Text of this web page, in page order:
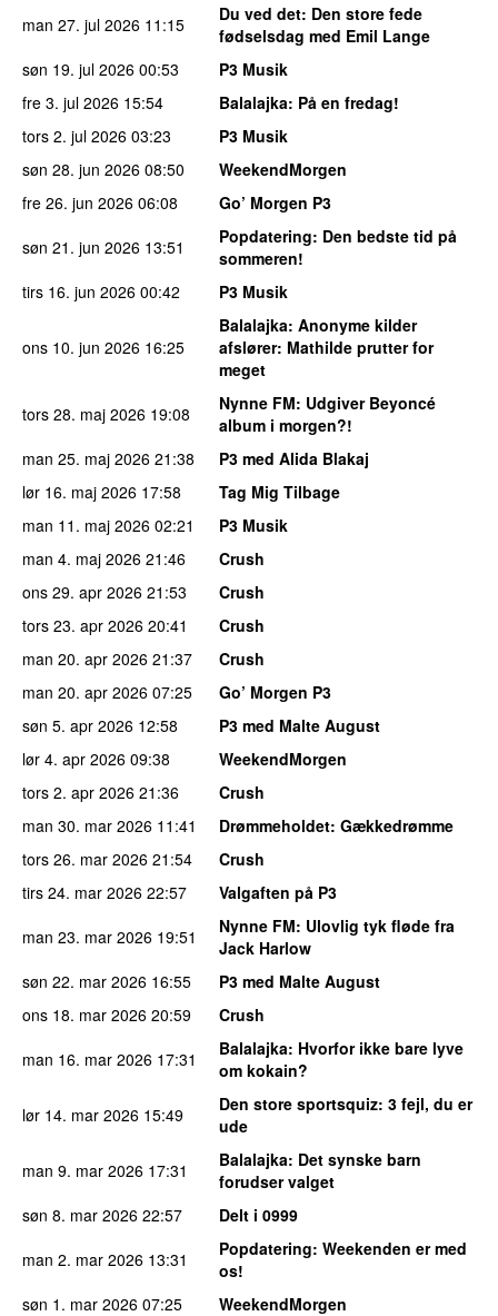
man 27. jul 2026 11:15 Du ved det: Den store fede
fødselsdag med Emil Lange
søn 19. jul 2026 00:53
P3 Musik
fre 3. jul 2026 15:54 Balalajka: På en fredag!
tors 2. jul 2026 03:23
P3 Musik
søn 28. jun 2026 08:50
WeekendMorgen
fre 26. jun 2026 06:08
Go’ Morgen P3
søn 21. jun 2026 13:51 Popdatering: Den bedste tid på
sommeren!
tirs 16. jun 2026 00:42 P3 Musik
ons 10. jun 2026 16:25
Balalajka: Anonyme kilder
afslører: Mathilde prutter for
meget
tors 28. maj 2026 19:08 Nynne FM: Udgiver Beyoncé
album i morgen?!
man 25. maj 2026 21:38
P3 med Alida Blakaj
lør 16. maj 2026 17:58
Tag Mig Tilbage
man 11. maj 2026 02:21
P3 Musik
man 4. maj 2026 21:46
Crush
ons 29. apr 2026 21:53
Crush
tors 23. apr 2026 20:41
Crush
man 20. apr 2026 21:37
Crush
man 20. apr 2026 07:25
Go’ Morgen P3
søn 5. apr 2026 12:58
P3 med Malte August
lør 4. apr 2026 09:38
WeekendMorgen
tors 2. apr 2026 21:36
Crush
man 30. mar 2026 11:41 Drømmeholdet: Gækkedrømme
tors 26. mar 2026 21:54
Crush
tirs 24. mar 2026 22:57
Valgaften på P3
man 23. mar 2026 19:51 Nynne FM: Ulovlig tyk fløde fra
Jack Harlow
søn 22. mar 2026 16:55
P3 med Malte August
ons 18. mar 2026 20:59
Crush
man 16. mar 2026 17:31 Balalajka: Hvorfor ikke bare lyve
om kokain?
lør 14. mar 2026 15:49 Den store sportsquiz: 3 fejl, du er
ude
man 9. mar 2026 17:31 Balalajka: Det synske barn
forudser valget
søn 8. mar 2026 22:57
Delt i 0999
man 2. mar 2026 13:31 Popdatering: Weekenden er med
os!
søn 1. mar 2026 07:25
WeekendMorgen